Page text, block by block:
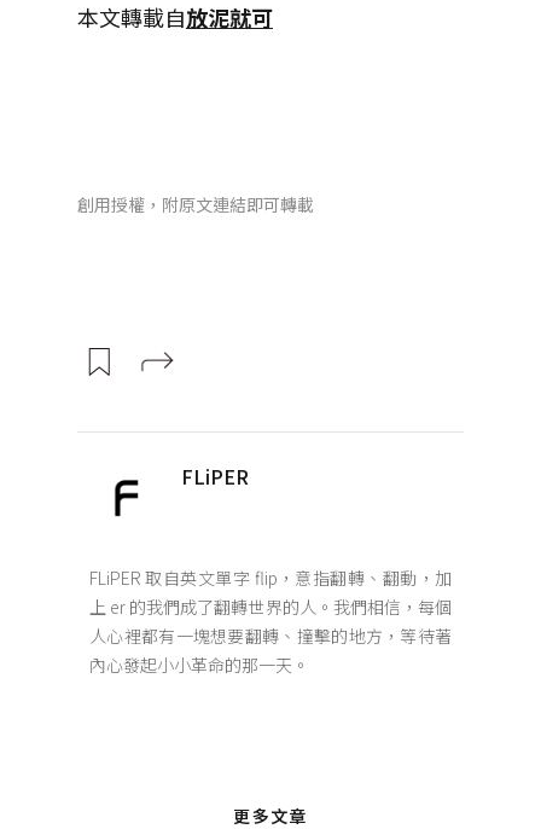
本文轉載自放泥就可
創用授權，附原文連結即可轉載
FLiPER
FLiPER 取自英文單字 flip，意指翻轉、翻動，加
上 er 的我們成了翻轉世界的人。我們相信，每個
人心裡都有一塊想要翻轉、撞擊的地方，等待著
內心發起小小革命的那一天。
更多文章